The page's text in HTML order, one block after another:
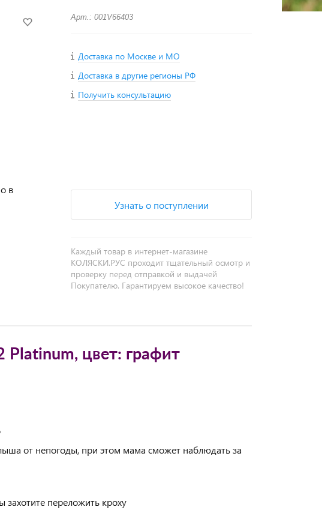
в
Арт.: 001V66403
Доставка по Москве и МО
Доставка в другие регионы РФ
Получить консультацию
Узнать о поступлении
Каждый товар в интернет-магазине
КОЛЯСКИ.РУС проходит тщательный осмотр и
проверку перед отправкой и выдачей
Покупателю. Гарантируем высокое качество!
Platinum, цвет: графит
от непогоды, при этом мама сможет наблюдать за
захотите переложить кроху